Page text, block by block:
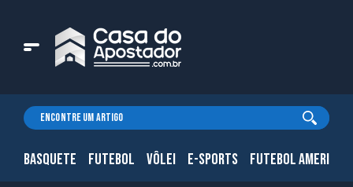
BASQUETE FUTEBOL VÔLEI E-SPORTS FUTEBOL